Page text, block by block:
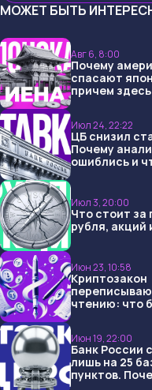
МОЖЕТ БЫТЬ
Авг 6, 8:00
Почему
спасают
причем
Июл 24, 22:22
ЦБ снизил
Почему
ошиблись и
Июл 3, 20:00
Что стоит за
рубля, акций
Июн 23, 10:58
Криптозакон
чтению: что
Июн 19, 22:00
Банк России
лишь на 25
пунктов.